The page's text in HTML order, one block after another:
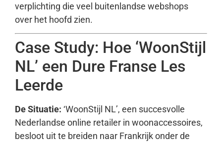
verplichting die veel buitenlandse webshops
over het hoofd zien.
Case Study: Hoe ‘WoonStijl
NL’ een Dure Franse Les
Leerde
De Situatie: ‘WoonStijl NL’, een succesvolle
Nederlandse online retailer in woonaccessoires,
besloot uit te breiden naar Frankrijk onder de